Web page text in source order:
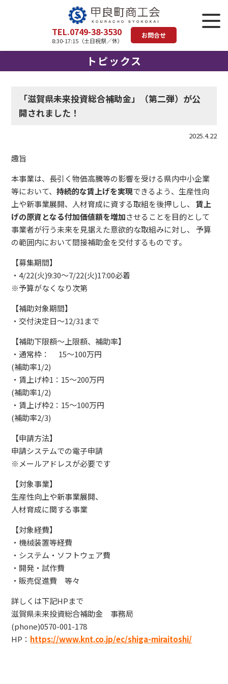
TEL.0749-38-3530
8:30-17:15（土日祝祭／休）
お問合せ
トピックス
「滋賀県未来投資総合補助金」（第二弾）が公
開されました！
2025.4.22
趣旨
本事業は、長引く物価高騰等の影響を受ける県内中小企業
等において、持続的な賃上げを実現できるよう、生産性向
上や新事業展開、人材育成に資する取組を後押しし、賃上
げの原資となる付加価値額を増加させることを目的として
事業者が行う未来を見据えた意欲的な取組みに対し、 予算
の範囲内において間接補助金を交付するものです。
【募集期間】
・4/22(火)9:30～7/22(火)17:00必着
※予算がなくなり次第
【補助対象期間】
・交付決定日～12/31まで
【補助下限額～上限額、補助率】
・通常枠： 15～100万円
(補助率1/2)
・賃上げ枠1：15～200万円
(補助率1/2)
・賃上げ枠2：15～100万円
(補助率2/3)
【申請方法】
申請システムでの電子申請
※メールアドレスが必要です
【対象事業】
生産性向上や新事業展開、
人材育成に関する事業
【対象経費】
・機械装置等経費
・システム・ソフトウェア費
・開発・試作費
・販売促進費 等々
詳しくは下記HPまで
滋賀県未来投資総合補助金 事務局
(phone)0570-001-178
HP： https://www.knt.co.jp/ec/shiga-miraitoshi/